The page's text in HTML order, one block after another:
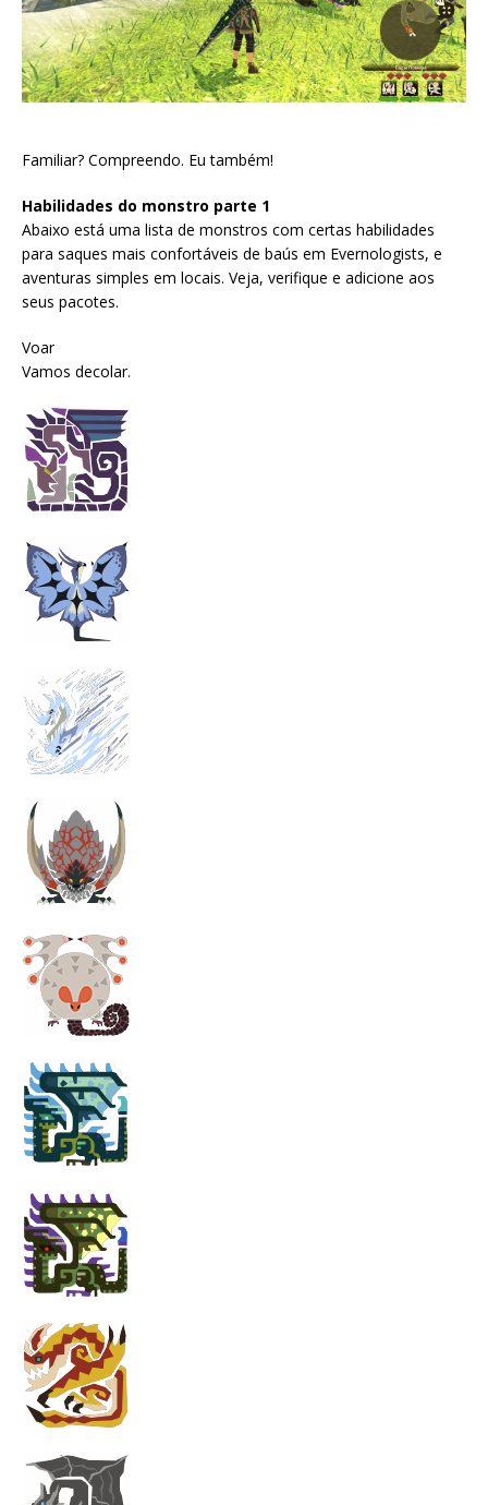
Familiar? Compreendo. Eu também!
Habilidades do monstro parte 1
Abaixo está uma lista de monstros com certas habilidades
para saques mais confortáveis ​​de baús em Evernologists, e
aventuras simples em locais. Veja, verifique e adicione aos
seus pacotes.
Voar
Vamos decolar.